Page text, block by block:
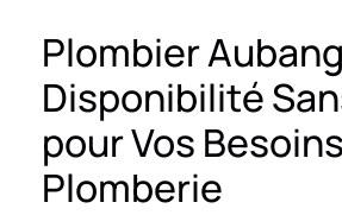
Plombier
Disponibilité
pour Vos
Plomberie